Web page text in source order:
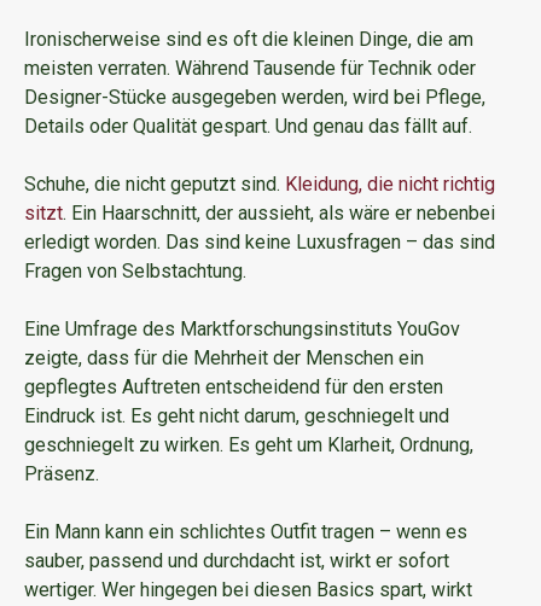
Ironischerweise sind es oft die kleinen Dinge, die am
meisten verraten. Während Tausende für Technik oder
Designer-Stücke ausgegeben werden, wird bei Pflege,
Details oder Qualität gespart. Und genau das fällt auf.
Schuhe, die nicht geputzt sind. Kleidung, die nicht richtig
sitzt. Ein Haarschnitt, der aussieht, als wäre er nebenbei
erledigt worden. Das sind keine Luxusfragen – das sind
Fragen von Selbstachtung.
Eine Umfrage des Marktforschungsinstituts YouGov
zeigte, dass für die Mehrheit der Menschen ein
gepflegtes Auftreten entscheidend für den ersten
Eindruck ist. Es geht nicht darum, geschniegelt und
geschniegelt zu wirken. Es geht um Klarheit, Ordnung,
Präsenz.
Ein Mann kann ein schlichtes Outfit tragen – wenn es
sauber, passend und durchdacht ist, wirkt er sofort
wertiger. Wer hingegen bei diesen Basics spart, wirkt